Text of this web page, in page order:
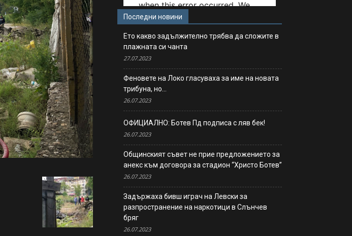
Последни новини
Ето какво задължително трябва да сложите в
плажната си чанта
27.07.2023
Феновете на Локо гласуваха за име на новата
трибуна, но…
26.07.2023
ОФИЦИАЛНО: Ботев Пд подписа с ляв бек!
26.07.2023
Общинският съвет не прие предложението за
анекс към договора за стадион “Христо Ботев”
26.07.2023
Задържаха бивш играч на Левски за
разпространение на наркотици в Слънчев
бряг
26.07.2023